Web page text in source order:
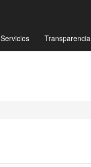
Servicios Transparencia
Mapa de sitio Directorio